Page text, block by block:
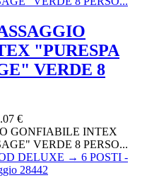
"PURESPA
VERDE 8
€
GONFIABILE INTEX
VERDE 8 PERSO...